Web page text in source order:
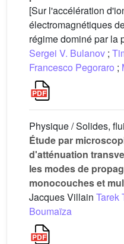
[Sur l'accélération
électromagnétiques
régime dominé par la
Sergei V. Bulanov ;
Francesco Pegoraro ;
Physique / Solides,
Étude par
d'atténuation
les modes de
monocouches et
Jacques Villain Tarek
Boumaïza